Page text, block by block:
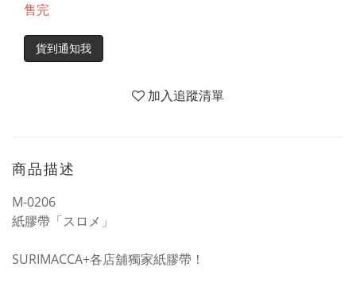
售完
貨到通知我
加入追蹤清單
商品描述
M-0206
紙膠帶「スロメ」
SURIMACCA+各店舖獨家紙膠帶！